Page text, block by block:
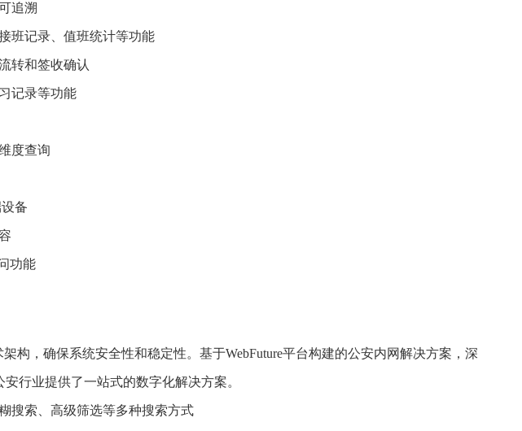
追溯
班记录、值班统计等功能
转和签收确认
记录等功能
度查询
备
功能
构，确保系统安全性和稳定性。基于WebFuture平台构建的公安内网解决方案，深
行业提供了一站式的数字化解决方案。
搜索、高级筛选等多种搜索方式